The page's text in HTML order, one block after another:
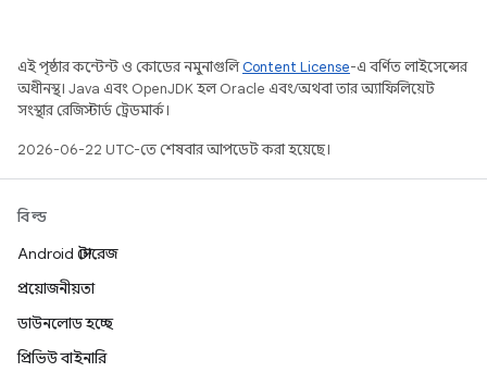
এই পৃষ্ঠার কন্টেন্ট ও কোডের নমুনাগুলিContent License-এ বর্ণিত লাইসেন্সের
অধীনস্থ। Java এবং OpenJDK হল Oracle এবং/অথবা তার অ্যাফিলিয়েট
সংস্থার রেজিস্টার্ড ট্রেডমার্ক।
2026-06-22 UTC-তে শেষবার আপডেট করা হয়েছে।
বিল্ড
Android স্টোরেজ
প্রয়োজনীয়তা
ডাউনলোড হচ্ছে
প্রিভিউ বাইনারি